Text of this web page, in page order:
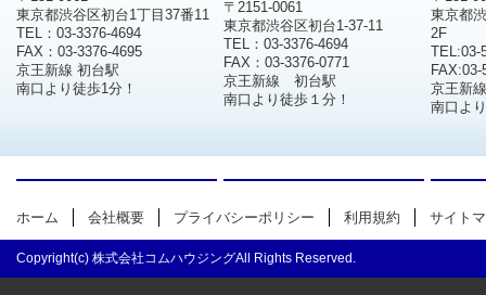
東京都渋谷区初台1丁目37番11
TEL：03-3376-4694
FAX：03-3376-4695
京王新線 初台駅
南口より徒歩1分！
〒2151-0061
東京都渋谷区初台1-37-11
TEL：03-3376-4694
FAX：03-3376-0771
京王新線 初台駅
南口より徒歩１分！
東京都
2F
TEL:03-
FAX:03-
京王新
南口よ
ホーム 会社概要 プライバシーポリシー 利用規約 サイト
Copyright(c) 株式会社コムハウジングAll Rights Reserved.